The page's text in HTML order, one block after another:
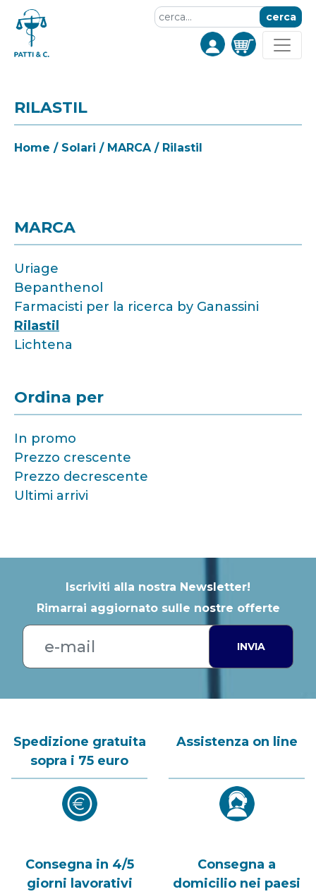
cerca
MARCA
Uriage
Bepanthenol
Farmacisti per la ricerca by Ganassini
Rilastil
Lichtena
Ordina per
In promo
Prezzo crescente
Prezzo decrescente
Ultimi arrivi
RILASTIL
Home / Solari / MARCA/ Rilastil
Iscriviti alla nostra Newsletter!
Rimarrai aggiornato sulle nostre offerte
INVIA
Spedizione gratuita
sopra i 75 euro
Assistenza on line
Consegna in 4/5
giorni lavorativi
Consegna a
domicilio nei paesi